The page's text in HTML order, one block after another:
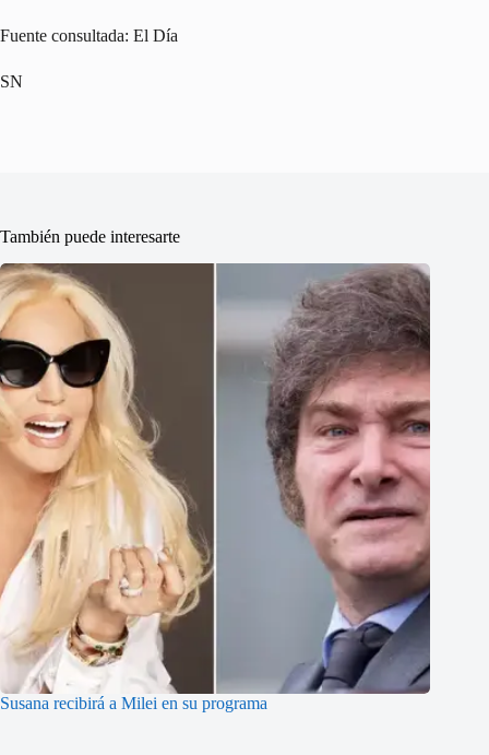
Fuente consultada: El Día
SN
También puede interesarte
Susana recibirá a Milei en su programa